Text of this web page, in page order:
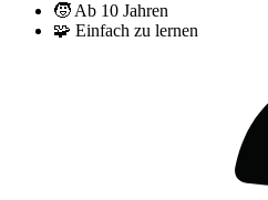
🧒 Ab 10 Jahren
🧩 Einfach zu lernen